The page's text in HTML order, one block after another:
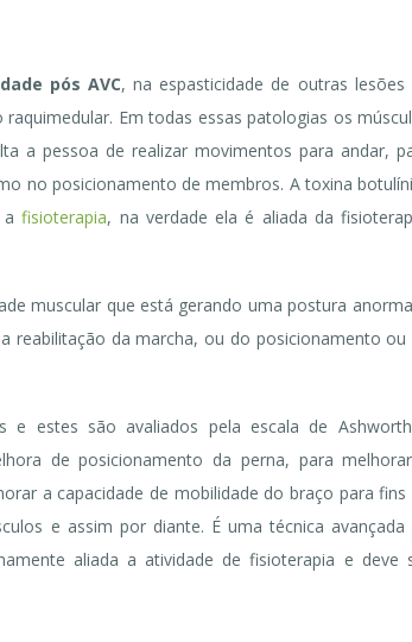
pós AVC, na espasticidade de outras lesões
Em todas essas patologias os
a pessoa de realizar movimentos para andar,
no posicionamento de membros. A toxina
afisioterapia, na verdade ela é aliada da
muscular que está gerando uma postura
reabilitação da marcha, ou do posicionamento ou
estes são avaliados pela escala de
de posicionamento da perna, para
a capacidade de mobilidade do braço para fins
e assim por diante. É uma técnica avançada
aliada a atividade de fisioterapia e deve